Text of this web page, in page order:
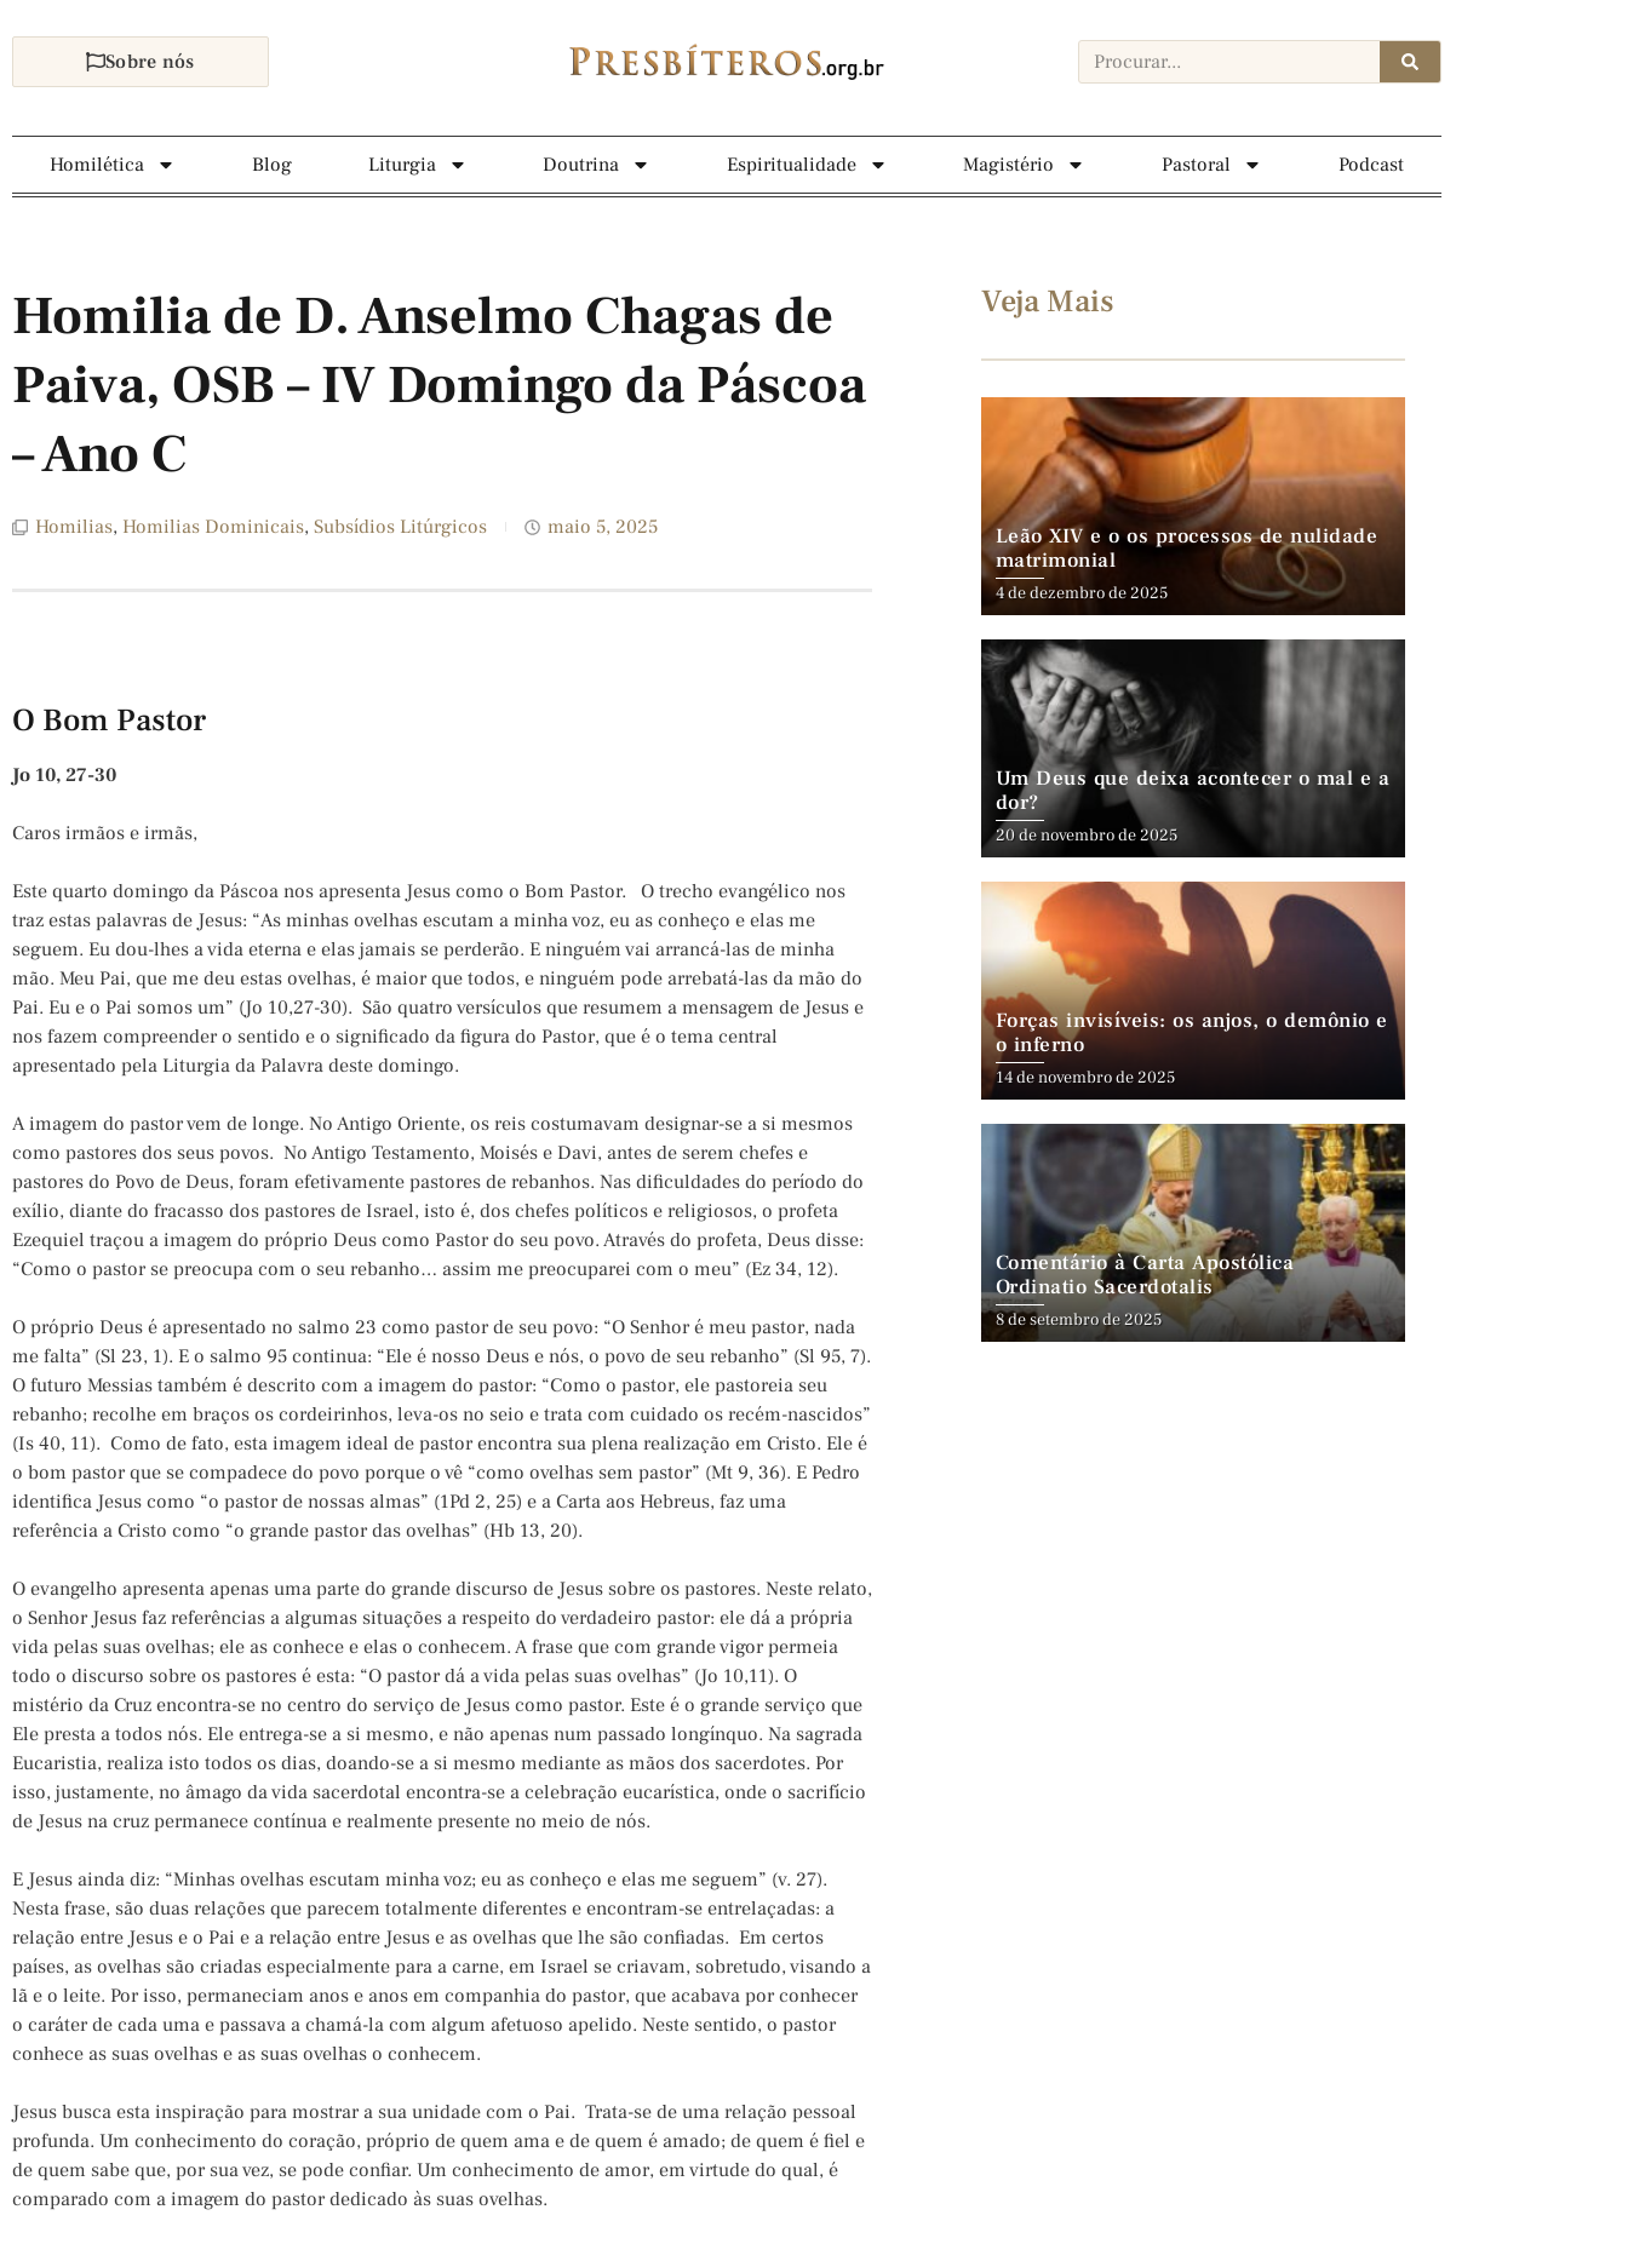
Sobre nós
Homilética Blog Liturgia Doutrina Espiritualidade Magistério Pastoral Podcast
Homilia de D. Anselmo Chagas de
Paiva, OSB – IV Domingo da Páscoa
– Ano C
Homilias, Homilias Dominicais, Subsídios Litúrgicos maio 5, 2025
O Bom Pastor
Jo 10, 27-30
Caros irmãos e irmãs,
Este quarto domingo da Páscoa nos apresenta Jesus como o Bom Pastor. O trecho evangélico nos
traz estas palavras de Jesus: “As minhas ovelhas escutam a minha voz, eu as conheço e elas me
seguem. Eu dou-lhes a vida eterna e elas jamais se perderão. E ninguém vai arrancá-las de minha
mão. Meu Pai, que me deu estas ovelhas, é maior que todos, e ninguém pode arrebatá-las da mão do
Pai. Eu e o Pai somos um” (Jo 10,27-30). São quatro versículos que resumem a mensagem de Jesus e
nos fazem compreender o sentido e o significado da figura do Pastor, que é o tema central
apresentado pela Liturgia da Palavra deste domingo.
A imagem do pastor vem de longe. No Antigo Oriente, os reis costumavam designar-se a si mesmos
como pastores dos seus povos. No Antigo Testamento, Moisés e Davi, antes de serem chefes e
pastores do Povo de Deus, foram efetivamente pastores de rebanhos. Nas dificuldades do período do
exílio, diante do fracasso dos pastores de Israel, isto é, dos chefes políticos e religiosos, o profeta
Ezequiel traçou a imagem do próprio Deus como Pastor do seu povo. Através do profeta, Deus disse:
“Como o pastor se preocupa com o seu rebanho… assim me preocuparei com o meu” (Ez 34, 12).
O próprio Deus é apresentado no salmo 23 como pastor de seu povo: “O Senhor é meu pastor, nada
me falta” (Sl 23, 1). E o salmo 95 continua: “Ele é nosso Deus e nós, o povo de seu rebanho” (Sl 95, 7).
O futuro Messias também é descrito com a imagem do pastor: “Como o pastor, ele pastoreia seu
rebanho; recolhe em braços os cordeirinhos, leva-os no seio e trata com cuidado os recém-nascidos”
(Is 40, 11). Como de fato, esta imagem ideal de pastor encontra sua plena realização em Cristo. Ele é
o bom pastor que se compadece do povo porque o vê “como ovelhas sem pastor” (Mt 9, 36). E Pedro
identifica Jesus como “o pastor de nossas almas” (1Pd 2, 25) e a Carta aos Hebreus, faz uma
referência a Cristo como “o grande pastor das ovelhas” (Hb 13, 20).
O evangelho apresenta apenas uma parte do grande discurso de Jesus sobre os pastores. Neste relato,
o Senhor Jesus faz referências a algumas situações a respeito do verdadeiro pastor: ele dá a própria
vida pelas suas ovelhas; ele as conhece e elas o conhecem. A frase que com grande vigor permeia
todo o discurso sobre os pastores é esta: “O pastor dá a vida pelas suas ovelhas” (Jo 10,11). O
mistério da Cruz encontra-se no centro do serviço de Jesus como pastor. Este é o grande serviço que
Ele presta a todos nós. Ele entrega-se a si mesmo, e não apenas num passado longínquo. Na sagrada
Eucaristia, realiza isto todos os dias, doando-se a si mesmo mediante as mãos dos sacerdotes. Por
isso, justamente, no âmago da vida sacerdotal encontra-se a celebração eucarística, onde o sacrifício
de Jesus na cruz permanece contínua e realmente presente no meio de nós.
E Jesus ainda diz: “Minhas ovelhas escutam minha voz; eu as conheço e elas me seguem” (v. 27).
Nesta frase, são duas relações que parecem totalmente diferentes e encontram-se entrelaçadas: a
relação entre Jesus e o Pai e a relação entre Jesus e as ovelhas que lhe são confiadas. Em certos
países, as ovelhas são criadas especialmente para a carne, em Israel se criavam, sobretudo, visando a
lã e o leite. Por isso, permaneciam anos e anos em companhia do pastor, que acabava por conhecer
o caráter de cada uma e passava a chamá-la com algum afetuoso apelido. Neste sentido, o pastor
conhece as suas ovelhas e as suas ovelhas o conhecem.
Jesus busca esta inspiração para mostrar a sua unidade com o Pai. Trata-se de uma relação pessoal
profunda. Um conhecimento do coração, próprio de quem ama e de quem é amado; de quem é fiel e
de quem sabe que, por sua vez, se pode confiar. Um conhecimento de amor, em virtude do qual, é
comparado com a imagem do pastor dedicado às suas ovelhas.
Veja Mais
Leão XIV e o os processos de nulidade
matrimonial
4 de dezembro de 2025
Um Deus que deixa acontecer o mal e a
dor?
20 de novembro de 2025
Forças invisíveis: os anjos, o demônio e
o inferno
14 de novembro de 2025
Comentário à Carta Apostólica
Ordinatio Sacerdotalis
8 de setembro de 2025